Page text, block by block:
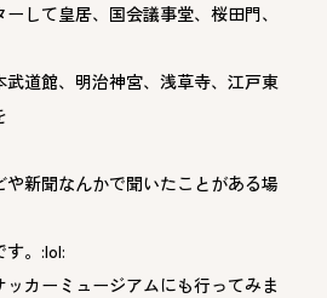
して皇居、国会議事堂、桜田門、
道館、明治神宮、浅草寺、江戸東
新聞なんかで聞いたことがある場
。:lol:
カーミュージアムにも行ってみま